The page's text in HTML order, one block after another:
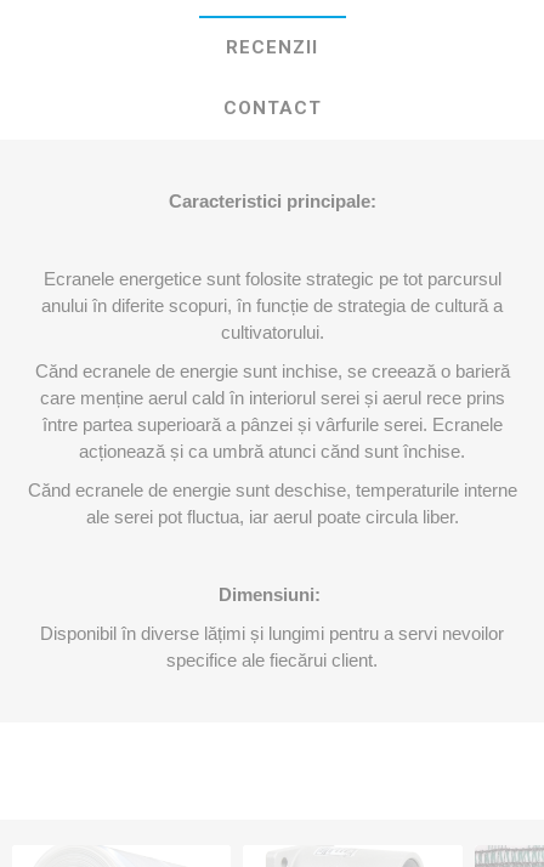
RECENZII
CONTACT
Caracteristici principale:
Ecranele energetice sunt folosite strategic pe tot parcursul
anului în diferite scopuri, în funcție de strategia de cultură a
cultivatorului.
Cănd ecranele de energie sunt inchise, se creează o barieră
care menține aerul cald în interiorul serei și aerul rece prins
între partea superioară a pânzei și vârfurile serei. Ecranele
acționează și ca umbră atunci cănd sunt închise.
Cănd ecranele de energie sunt deschise, temperaturile interne
ale serei pot fluctua, iar aerul poate circula liber.
Dimensiuni:
Disponibil în diverse lățimi și lungimi pentru a servi nevoilor
specifice ale fiecărui client.